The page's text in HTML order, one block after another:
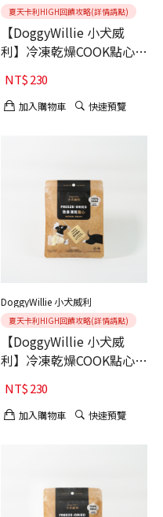
夏天卡利HIGH回饋攻略(詳情請點)
【DoggyWillie 小犬威
利】冷凍乾燥COOK點心
犬 COOK 牛肩里肌30g
NT$230
加入購物車 快速預覽
DoggyWillie 小犬威利
夏天卡利HIGH回饋攻略(詳情請點)
【DoggyWillie 小犬威
利】冷凍乾燥COOK點心
犬 COOK 起司雞肉30g
NT$230
加入購物車 快速預覽